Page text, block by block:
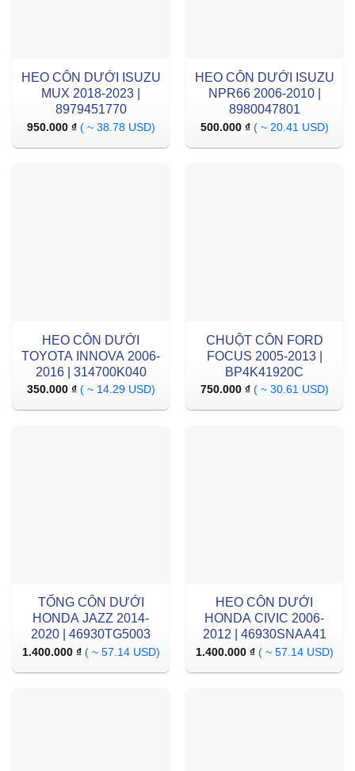
HEO CÔN DƯỚI ISUZU
MUX 2018-2023 |
8979451770
950.000 ₫ ( ~ 38.78 USD)
HEO CÔN DƯỚI ISUZU
NPR66 2006-2010 |
8980047801
500.000 ₫ ( ~ 20.41 USD)
HEO CÔN DƯỚI
TOYOTA INNOVA 2006-
2016 | 314700K040
350.000 ₫ ( ~ 14.29 USD)
CHUỘT CÔN FORD
FOCUS 2005-2013 |
BP4K41920C
750.000 ₫ ( ~ 30.61 USD)
TỔNG CÔN DƯỚI
HONDA JAZZ 2014-
2020 | 46930TG5003
1.400.000 ₫ ( ~ 57.14 USD)
HEO CÔN DƯỚI
HONDA CIVIC 2006-
2012 | 46930SNAA41
1.400.000 ₫ ( ~ 57.14 USD)